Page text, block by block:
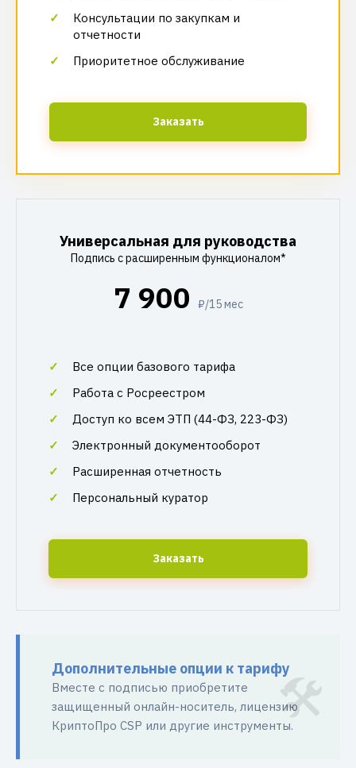
Консультации по закупкам и
отчетности
Приоритетное обслуживание
Заказать
Универсальная для руководства
Подпись с расширенным функционалом*
7 900 ₽/15 мес
Все опции базового тарифа
Работа с Росреестром
Доступ ко всем ЭТП (44-ФЗ, 223-ФЗ)
Электронный документооборот
Расширенная отчетность
Персональный куратор
Заказать
Дополнительные опции к тарифу
Вместе с подписью приобретите
защищенный онлайн-носитель, лицензию
КриптоПро CSP или другие инструменты.